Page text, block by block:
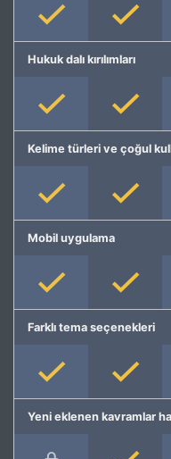
Hukuk dalı kırılımları
Kelime türleri ve çoğul
Mobil uygulama
Farklı tema seçenekleri
Yeni eklenen kavramlar